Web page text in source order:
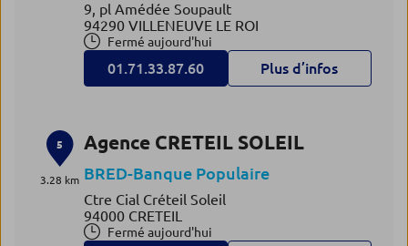
9, pl Amédée Soupault
94290 VILLENEUVE LE ROI
Fermé aujourd'hui
01.71.33.87.60 Plus d’infos
5
3.28 km
Agence CRETEIL SOLEIL
BRED-Banque Populaire
Ctre Cial Créteil Soleil
94000 CRETEIL
Fermé aujourd'hui